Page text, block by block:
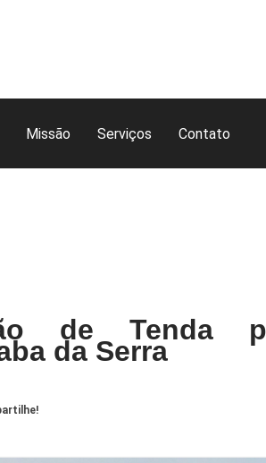
Missão Serviços Contato
de Tenda
da Serra